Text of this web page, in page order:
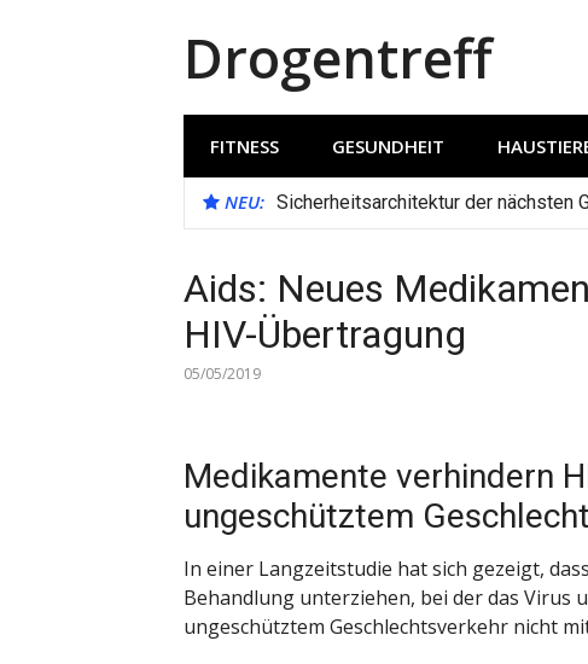
Drogentreff
FITNESS GESUNDHEIT
NEU: Sicherheitsarchitektur der nächsten
Aids: Neues
HIV-Übertragung
05/05/2019
Medikamente verhindern
ungeschütztem
In einer Langzeitstudie hat sich gezeigt,
Behandlung unterziehen, bei der das Virus
ungeschütztem Geschlechtsverkehr nicht